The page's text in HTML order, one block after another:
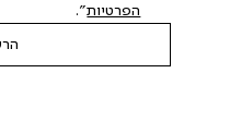
הפרטיות".